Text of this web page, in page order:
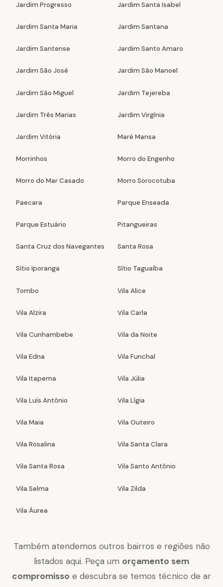
Jardim Progresso Jardim Santa Isabel
Jardim Santa Maria Jardim Santana
Jardim Santense Jardim Santo Amaro
Jardim São José Jardim São Manoel
Jardim São Miguel Jardim Tejereba
Jardim Três Marias Jardim Virgínia
Jardim Vitória Maré Mansa
Morrinhos Morro do Engenho
Morro do Mar Casado Morro Sorocotuba
Paecara Parque Enseada
Parque Estuário Pitangueiras
Santa Cruz dos Navegantes Santa Rosa
Sítio Iporanga Sítio Taguaíba
Tombo Vila Alice
Vila Alzira Vila Carla
Vila Cunhambebe Vila da Noite
Vila Edna Vila Funchal
Vila Itapema Vila Júlia
Vila Luís Antônio Vila Lígia
Vila Maia Vila Outeiro
Vila Rosalina Vila Santa Clara
Vila Santa Rosa Vila Santo Antônio
Vila Selma Vila Zilda
Vila Áurea
Também atendemos outros bairros e regiões não
listados aqui. Peça um orçamento sem
compromisso e descubra se temos técnico de ar